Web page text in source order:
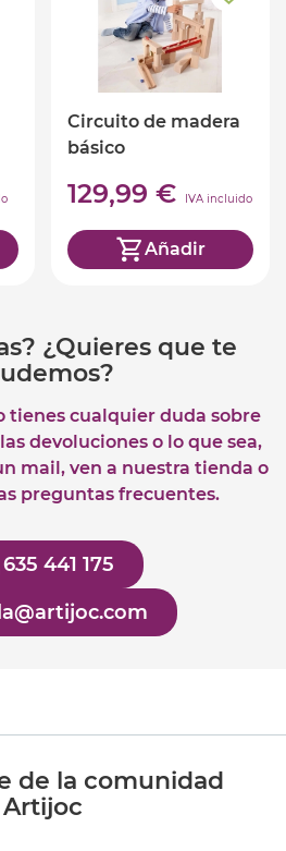
Circuito de madera
básico
129,99 € IVA incluido
Añadir
¿Quieres que te
tienes cualquier duda sobre
devoluciones o lo que sea,
mail, ven a nuestra tienda o
preguntas frecuentes.
635 441 175
de la comunidad
Artijoc